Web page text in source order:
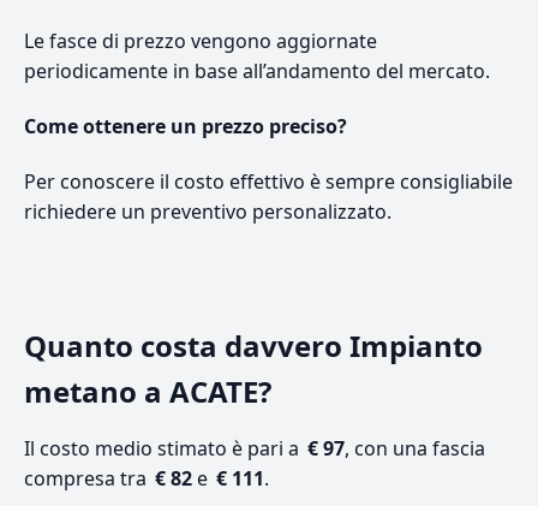
Le fasce di prezzo vengono aggiornate
periodicamente in base all’andamento del mercato.
Come ottenere un prezzo preciso?
Per conoscere il costo effettivo è sempre consigliabile
richiedere un preventivo personalizzato.
Quanto costa davvero Impianto
metano a ACATE?
Il costo medio stimato è pari a € 97, con una fascia
compresa tra € 82e € 111.